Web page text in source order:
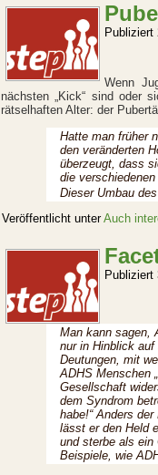
Publiziert
Wenn
nächsten „Kick“ sind oder
rätselhaften Alter: der
Hatte man früher
den veränderten
überzeugt, dass
die
Dieser Umbau
Veröffentlicht unter Auch
Publiziert
Man kann sagen,
nur in Hinblick
Deutungen, mit
ADHS Menschen
Gesellschaft
dem Syndrom
habe!“ Anders
lässt er den Held
und sterbe als ein
Beispiele, wie